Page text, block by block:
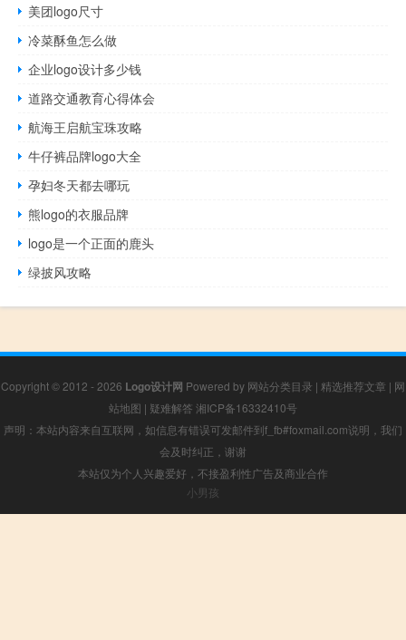
美团logo尺寸
冷菜酥鱼怎么做
企业logo设计多少钱
道路交通教育心得体会
航海王启航宝珠攻略
牛仔裤品牌logo大全
孕妇冬天都去哪玩
熊logo的衣服品牌
logo是一个正面的鹿头
绿披风攻略
Copyright © 2012 - 2026 Logo设计网 Powered by 网站分类目录 | 精选推荐文章 | 网
站地图 | 疑难解答 湘ICP备16332410号
声明：本站内容来自互联网，如信息有错误可发邮件到f_fb#foxmail.com说明，我们
会及时纠正，谢谢
本站仅为个人兴趣爱好，不接盈利性广告及商业合作
小男孩